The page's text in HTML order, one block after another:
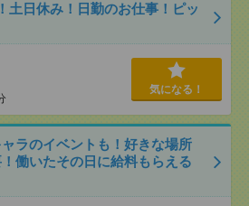
土日休み！日勤のお仕事！ピッ
気になる！
ラのイベントも！好きな場所
働いたその日に給料もらえる